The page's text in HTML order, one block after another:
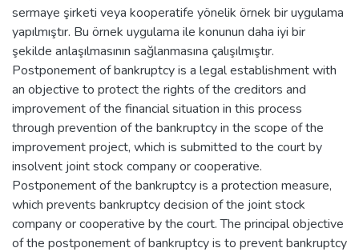
sermaye şirketi veya kooperatife yönelik örnek bir uygulama
yapılmıştır. Bu örnek uygulama ile konunun daha iyi bir
şekilde anlaşılmasının sağlanmasına çalışılmıştır.
Postponement of bankruptcy is a legal establishment with
an objective to protect the rights of the creditors and
improvement of the financial situation in this process
through prevention of the bankruptcy in the scope of the
improvement project, which is submitted to the court by
insolvent joint stock company or cooperative.
Postponement of the bankruptcy is a protection measure,
which prevents bankruptcy decision of the joint stock
company or cooperative by the court. The principal objective
of the postponement of bankruptcy is to prevent bankruptcy